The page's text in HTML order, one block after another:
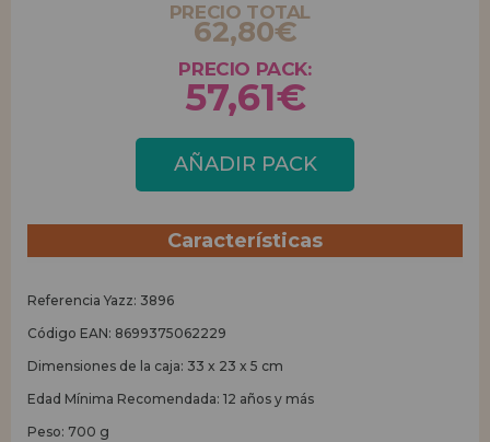
PRECIO TOTAL
62,80€
PRECIO PACK:
57,61€
AÑADIR PACK
Características
Referencia Yazz: 3896
Código EAN: 8699375062229
Dimensiones de la caja: 33 x 23 x 5 cm
Edad Mínima Recomendada: 12 años y más
Peso: 700 g